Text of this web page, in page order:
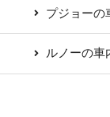
プジョーの
ルノーの車